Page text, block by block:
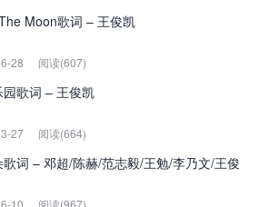
Moon歌词 – 王俊凯
28 阅读(607)
园歌词 – 王俊凯
27 阅读(664)
词 – 邓超/陈赫/范志毅/王勉/李乃文/王俊
10 阅读(967)